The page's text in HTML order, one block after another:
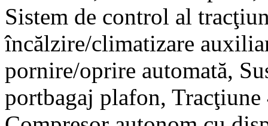
Sistem de control al
încălzire/climatizare
pornire/oprire automată,
portbagaj plafon,